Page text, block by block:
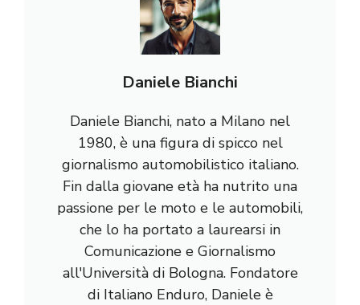
Daniele Bianchi
Daniele Bianchi, nato a Milano nel
1980, è una figura di spicco nel
giornalismo automobilistico italiano.
Fin dalla giovane età ha nutrito una
passione per le moto e le automobili,
che lo ha portato a laurearsi in
Comunicazione e Giornalismo
all'Università di Bologna. Fondatore
di Italiano Enduro, Daniele è